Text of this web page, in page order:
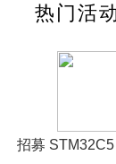
热门活